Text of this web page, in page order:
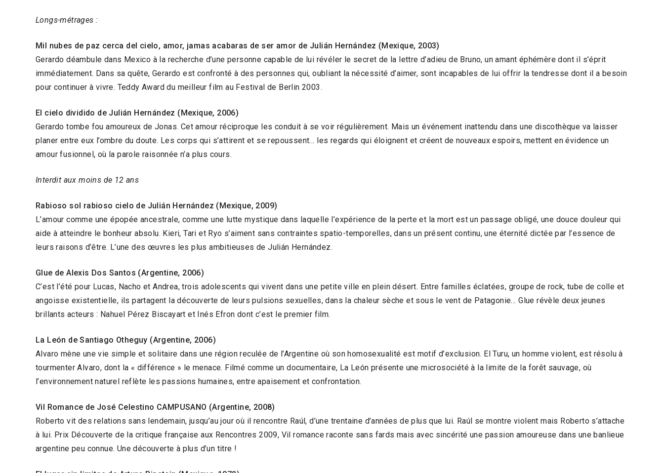
Longs-métrages :
Mil nubes de paz cerca del cielo, amor, jamas acabaras de ser amor de Julián Hernández (Mexique, 2003)
Gerardo déambule dans Mexico à la recherche d’une personne capable de lui révéler le secret de la lettre d’adieu de Bruno, un amant éphémère dont il s’éprit
immédiatement. Dans sa quête, Gerardo est confronté à des personnes qui, oubliant la nécessité d’aimer, sont incapables de lui offrir la tendresse dont il a besoin
pour continuer à vivre. Teddy Award du meilleur film au Festival de Berlin 2003.
El cielo dividido de Julián Hernández (Mexique, 2006)
Gerardo tombe fou amoureux de Jonas. Cet amour réciproque les conduit à se voir régulièrement. Mais un événement inattendu dans une discothèque va laisser
planer entre eux l’ombre du doute. Les corps qui s’attirent et se repoussent… les regards qui éloignent et créent de nouveaux espoirs, mettent en évidence un
amour fusionnel, où la parole raisonnée n’a plus cours.
Interdit aux moins de 12 ans
Rabioso sol rabioso cielo de Julián Hernández (Mexique, 2009)
L’amour comme une épopée ancestrale, comme une lutte mystique dans laquelle l’expérience de la perte et la mort est un passage obligé, une douce douleur qui
aide à atteindre le bonheur absolu. Kieri, Tari et Ryo s’aiment sans contraintes spatio-temporelles, dans un présent continu, une éternité dictée par l’essence de
leurs raisons d’être. L’une des œuvres les plus ambitieuses de Julián Hernández.
Glue de Alexis Dos Santos (Argentine, 2006)
C’est l’été pour Lucas, Nacho et Andrea, trois adolescents qui vivent dans une petite ville en plein désert. Entre familles éclatées, groupe de rock, tube de colle et
angoisse existentielle, ils partagent la découverte de leurs pulsions sexuelles, dans la chaleur sèche et sous le vent de Patagonie… Glue révèle deux jeunes
brillants acteurs : Nahuel Pérez Biscayart et Inés Efron dont c’est le premier film.
La León de Santiago Otheguy (Argentine, 2006)
Alvaro mène une vie simple et solitaire dans une région reculée de l’Argentine où son homosexualité est motif d’exclusion. El Turu, un homme violent, est résolu à
tourmenter Alvaro, dont la « différence » le menace. Filmé comme un documentaire, La León présente une microsociété à la limite de la forêt sauvage, où
l’environnement naturel reflète les passions humaines, entre apaisement et confrontation.
Vil Romance de José Celestino CAMPUSANO (Argentine, 2008)
Roberto vit des relations sans lendemain, jusqu’au jour où il rencontre Raúl, d’une trentaine d’années de plus que lui. Raúl se montre violent mais Roberto s’attache
à lui. Prix Découverte de la critique française aux Rencontres 2009, Vil romance raconte sans fards mais avec sincérité une passion amoureuse dans une banlieue
argentine peu connue. Une découverte à plus d’un titre !